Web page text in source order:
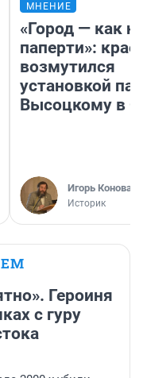
МНЕНИЕ
«Город — как
паперти»:
возмутился
установкой
Высоцкому в
Игорь
Историк
Героиня
с гуру